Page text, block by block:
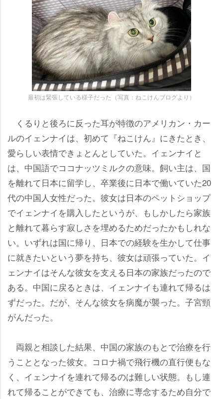
最初は緊張している様子だった（写真：ねこけんブログより）
くるりと後ろに反った耳が特徴のアメリカン・カー
ルのイェンナイは、初めて『ねこけん』にきたとき、
愛らしい表情できょとんとしていた。イェンナイと
は、中国語でココナッツミルクの意味。飼い主は、国
を離れて日本に留学し、卒業後に日本で働いていた20
代の中国人女性だった。彼女は日本のペットショップ
でイェンナイを購入したというが、もしかしたら家族
と離れて暮らす寂しさを埋めるためだったかもしれな
い。いずれは国に帰り、日本での経験を生かして仕事
に就きたいという夢を持ち、彼女は頑張っていた。イ
ェンナイはそんな彼女を支える日本の家族だったので
ある。中国に戻るときは、イェンナイも連れて帰るは
ずだった。だが、そんな彼女を病魔が襲った。子宮頸
がんだった。
両親と相談した結果、中国の家族のもとで治療を行
うこととなった彼女。コロナ禍で飛行機の直行便もな
く、イェンナイを連れて帰るのは難しい状態。もし連
れて帰ることができても、治療に専念するため自分で